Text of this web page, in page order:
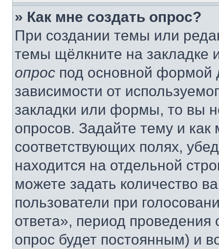
» Как мне создать опрос?
При создании темы или
темы щёлкните на
опрос под основной формой
зависимости от
закладки или формы, то вы
опросов. Задайте тему и
соответствующих полях,
находится на отдельной
можете задать количество
пользователи при
ответа», период проведения
опрос будет постоянным) и